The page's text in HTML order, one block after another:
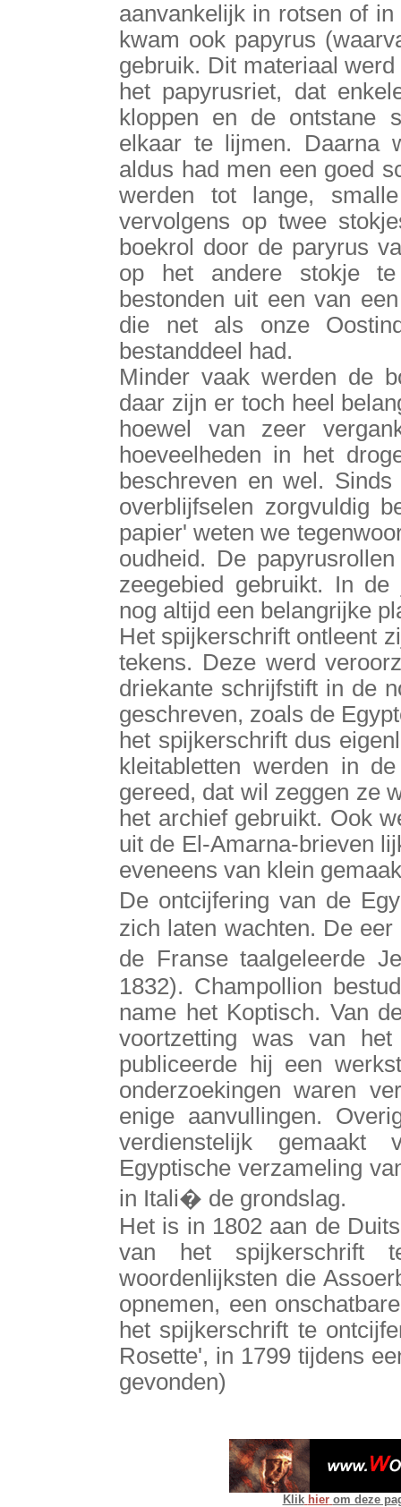
aanvankelijk in rotsen of
kwam ook papyrus
gebruik. Dit materiaal
het papyrusriet, dat
kloppen en de ontstane
elkaar te lijmen. Daarna
aldus had men een goed
werden tot lange,
vervolgens op twee
boekrol door de paryrus
op het andere stokje te
bestonden uit een van
die net als onze
bestanddeel had.
Minder vaak werden de
daar zijn er toch heel
hoewel van zeer
hoeveelheden in het
beschreven en wel.
overblijfselen zorgvuldig
papier' weten we
oudheid. De
zeegebied gebruikt. In
nog altijd een belangrijke
Het spijkerschrift ontleent
tekens. Deze werd
driekante schrijfstift in de
geschreven, zoals de
het spijkerschrift dus
kleitabletten werden in
gereed, dat wil zeggen ze
het archief gebruikt. Ook
uit de El-Amarna-brieven
eveneens van klein
De ontcijfering van de
zich laten wachten. De
de Franse taalgeleerde
1832). Champollion
name het Koptisch. Van
voortzetting was van
publiceerde hij een
onderzoekingen waren
enige aanvullingen.
verdienstelijk
Egyptische verzameling
in Itali� de grondslag.
Het is in 1802 aan de
van het spijkerschrift
woordenlijksten die
opnemen, een
het spijkerschrift te
Rosette', in 1799 tijdens
gevonden)
Klik hier om deze